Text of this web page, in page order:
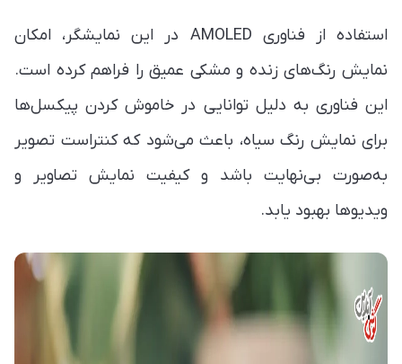
استفاده از فناوری AMOLED در این نمایشگر، امکان
نمایش رنگ‌های زنده و مشکی عمیق را فراهم کرده است.
این فناوری به دلیل توانایی در خاموش کردن پیکسل‌ها
برای نمایش رنگ سیاه، باعث می‌شود که کنتراست تصویر
به‌صورت بی‌نهایت باشد و کیفیت نمایش تصاویر و
ویدیوها بهبود یابد.